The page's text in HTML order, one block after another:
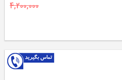
4,200,000